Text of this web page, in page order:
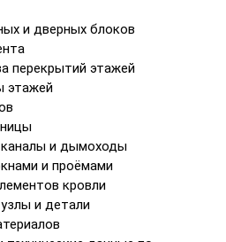
и дверных блоков
перекрытий этажей
этажей
и дымоходы
и проёмами
кровли
и детали